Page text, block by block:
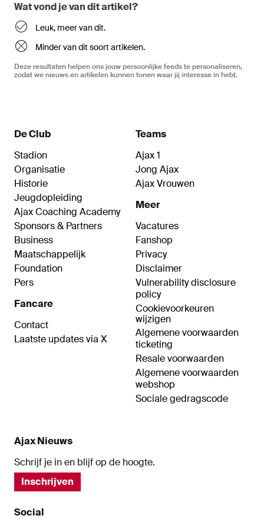
Wat vond je van dit artikel?
Leuk, meer van dit.
Minder van dit soort artikelen.
Deze resultaten helpen ons jouw persoonlijke feeds te personaliseren,
zodat we nieuws en artikelen kunnen tonen waar jij interesse in hebt.
De Club
Stadion
Organisatie
Historie
Jeugdopleiding
Ajax Coaching Academy
Sponsors & Partners
Business
Maatschappelijk
Foundation
Pers
Fancare
Contact
Laatste updates via X
Teams
Ajax 1
Jong Ajax
Ajax Vrouwen
Meer
Vacatures
Fanshop
Privacy
Disclaimer
Vulnerability disclosure
policy
Cookievoorkeuren
wijzigen
Algemene voorwaarden
ticketing
Resale voorwaarden
Algemene voorwaarden
webshop
Sociale gedragscode
Ajax Nieuws
Schrijf je in en blijf op de hoogte.
Inschrijven
Social